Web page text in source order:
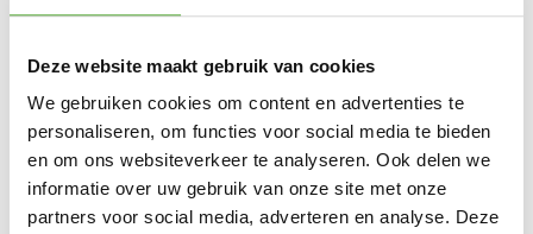
Deze website maakt gebruik van cookies
We gebruiken cookies om content en advertenties te
personaliseren, om functies voor social media te bieden
en om ons websiteverkeer te analyseren. Ook delen we
informatie over uw gebruik van onze site met onze
partners voor social media, adverteren en analyse. Deze
EAN
8720087030012
BIJPASSENDE ACCESSOIRES EN ALTERNATIEVE
PRODUCTEN